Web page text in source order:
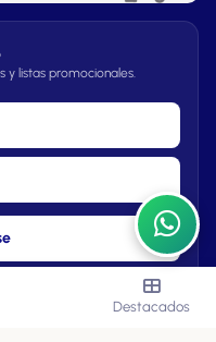
y listas promocionales.
Destacados